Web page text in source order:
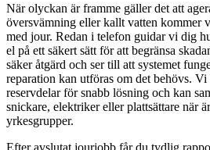
När olyckan är framme gäller det att
översvämning eller kallt vatten kommer
med jour. Redan i telefon guidar vi dig
el på ett säkert sätt för att begränsa
säker åtgärd och ser till att systemet
reparation kan utföras om det behövs. Vi
reservdelar för snabb lösning och kan
snickare, elektriker eller plattsättare när
yrkesgrupper.
Efter avslutat jourjobb får du tydlig